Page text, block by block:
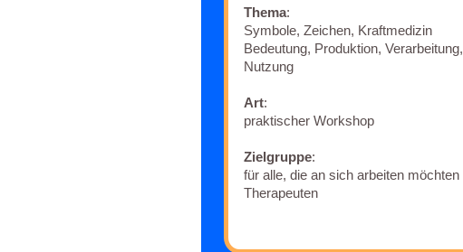
Thema:
Symbole, Zeichen, Kraftmedizin
Bedeutung, Produktion, Verarbeitung,
Nutzung
Art:
praktischer Workshop
Zielgruppe:
für alle, die an sich arbeiten möchten
Therapeuten